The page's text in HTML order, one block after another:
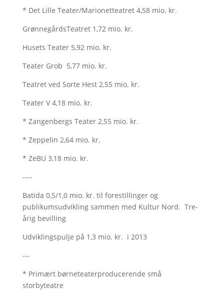
* Det Lille Teater/Marionetteatret 4,58 mio. kr.
GrønnegårdsTeatret 1,72 mio. kr.
Husets Teater 5,92 mio. kr.
Teater Grob 5,77 mio. kr.
Teatret ved Sorte Hest 2,55 mio. kr.
Teater V 4,18 mio. kr.
* Zangenbergs Teater 2,55 mio. kr.
* Zeppelin 2,64 mio. kr.
* ZeBU 3,18 mio. kr.
----
Batida 0,5/1,0 mio. kr. til forestillinger og
publikumsudvikling sammen med Kultur Nord. Tre-
årig bevilling
Udviklingspulje på 1,3 mio. kr. i 2013
---
* Primært børneteaterproducerende små
storbyteatre